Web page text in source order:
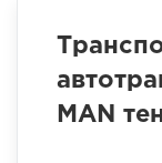
MAN